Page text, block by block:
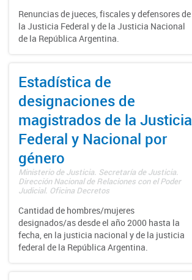
Renuncias de jueces, fiscales y defensores de
la Justicia Federal y de la Justicia Nacional
de la República Argentina.
Estadística de
designaciones de
magistrados de la Justicia
Federal y Nacional por
género
Ministerio de Justicia. Secretaría de Justicia.
Dirección Nacional de Relaciones con el Poder
Judicial. Oficina Decretos
Cantidad de hombres/mujeres
designados/as desde el año 2000 hasta la
fecha, en la justicia nacional y de la justicia
federal de la República Argentina.